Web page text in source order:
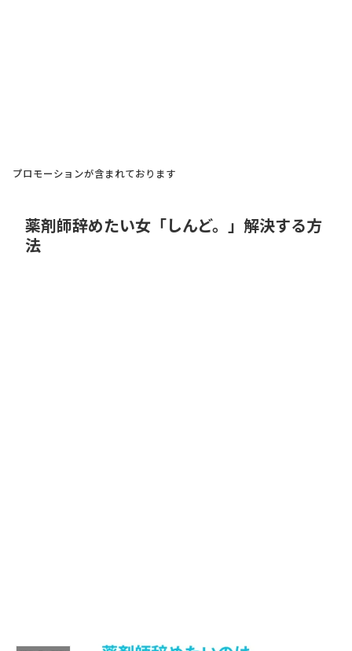
プロモーションが含まれております
薬剤師辞めたい女「しんど。」解決する方
法